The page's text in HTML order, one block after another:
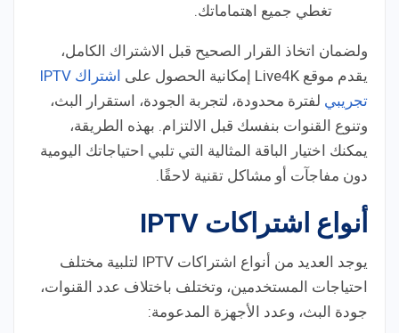
تغطي جميع اهتماماتك.
ولضمان اتخاذ القرار الصحيح قبل الاشتراك الكامل،
يقدم موقع Live4K إمكانية الحصول على
اشتراك IPTV
تجريبي لفترة محدودة، لتجربة الجودة، استقرار البث،
وتنوع القنوات بنفسك قبل الالتزام. بهذه الطريقة،
يمكنك اختيار الباقة المثالية التي تلبي احتياجاتك اليومية
دون مفاجآت أو مشاكل تقنية لاحقًا.
أنواع اشتراكات IPTV
يوجد العديد من أنواع اشتراكات IPTV لتلبية مختلف
احتياجات المستخدمين، وتختلف باختلاف عدد القنوات،
جودة البث، وعدد الأجهزة المدعومة: